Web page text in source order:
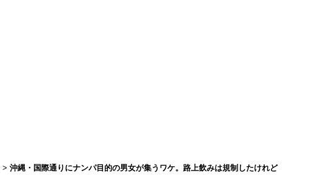
沖縄・国際通りにナンパ目的の男女が集うワケ。路上飲みは規制したけれど